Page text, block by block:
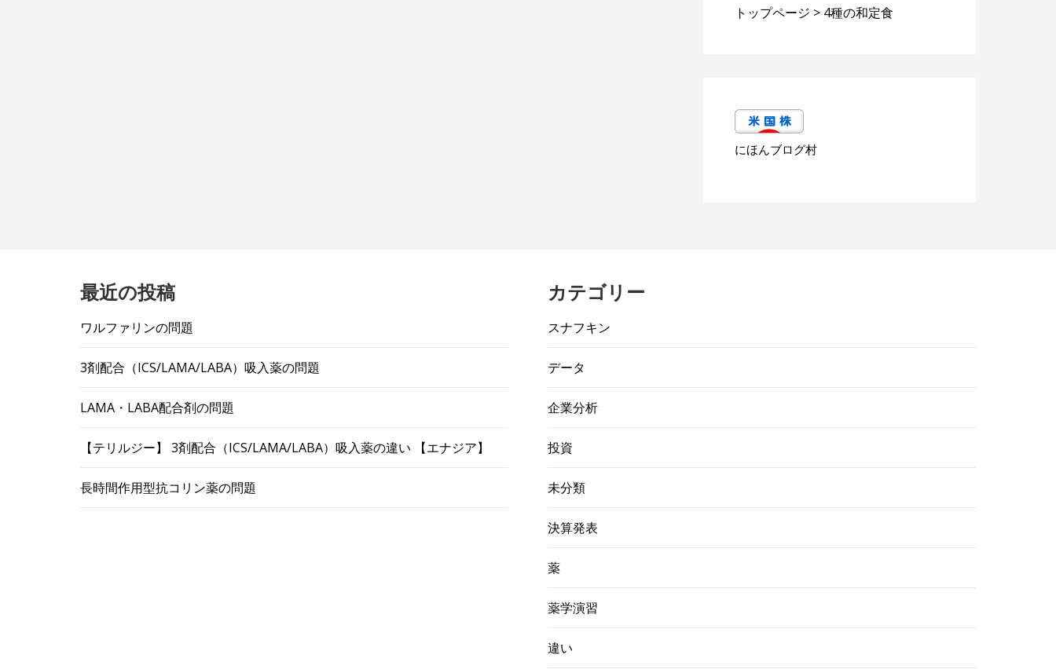
トップページ > 4種の和定食
にほんブログ村
最近の投稿
ワルファリンの問題
3剤配合（ICS/LAMA/LABA）吸入薬の問題
LAMA・LABA配合剤の問題
【テリルジー】 3剤配合（ICS/LAMA/LABA）吸入薬の違い 【エナジア】
長時間作用型抗コリン薬の問題
カテゴリー
スナフキン
データ
企業分析
投資
未分類
決算発表
薬
薬学演習
違い